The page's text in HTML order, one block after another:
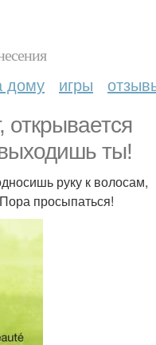
дому игры
ты!
руку к волосам,
просыпаться!